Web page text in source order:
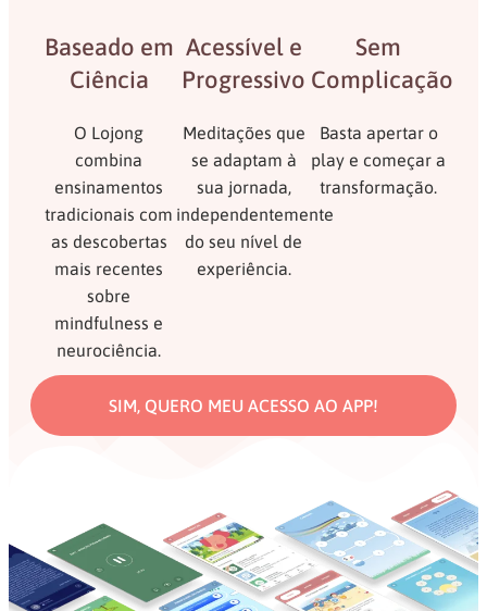
Baseado em
Ciência
O Lojong
combina
ensinamentos
tradicionais com
as descobertas
mais recentes
sobre
mindfulness e
neurociência.
Acessível e
Progressivo
Meditações que
se adaptam à
sua jornada,
independentemente
do seu nível de
experiência.
Sem
Complicação
Basta apertar o
play e começar a
transformação.
SIM, QUERO MEU ACESSO AO APP!